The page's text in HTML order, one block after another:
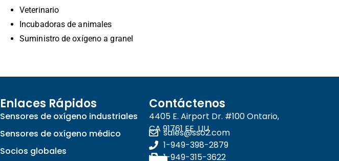
Veterinario
Incubadoras de animales
Suministro de oxígeno a granel
Enlaces Rápidos
Sensores de oxígeno industriales
Sensores de oxígeno médico
Socios globales
Contáctenos
4405 E. Airport Dr. #100 Ontario,
CA 91761 EE. UU.
sales@sso2.com
1-949-398-2879
1-949-315-3622